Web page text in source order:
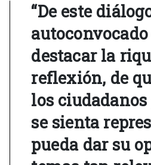
“De este
destacar la
reflexión, de
los
se sienta
pueda dar su